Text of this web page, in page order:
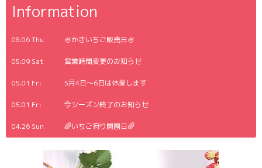
Information
08.06 Thu 🍧かきいちご販売日🍧
05.09 Sat 営業時間変更のお知らせ
05.01 Fri 5月4日〜6日は休業します
05.01 Fri 今シーズン終了のお知らせ
04.26 Sun 🌈いちご狩り開園日🌈